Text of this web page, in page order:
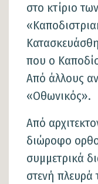
στο κτίριο
που ο
Από άλλους
«Οθωνικός».
Από
διώροφο
συμμετρικά
στενή πλευρά